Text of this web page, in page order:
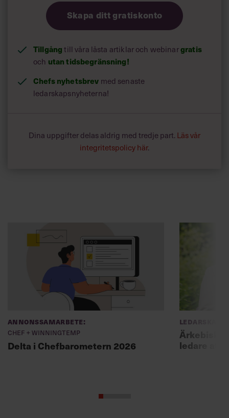
Skapa ditt gratiskonto
Tillgång till våra låsta artiklar och webinargratis
och utan tidsbegränsning!
Chefs nyhetsbrev med senaste
ledarskapsnyheterna!
Dina uppgifter delas aldrig med tredje part. Läs vår
integritetspolicy här.
Annonssamarbete:
Chef + Winningtemp
Delta i Chefbarometern 2026
Ledarskap
ledare att